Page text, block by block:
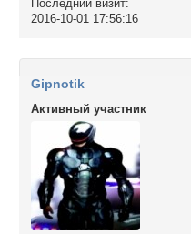
Последний визит:
2016-10-01 17:56:16
Gipnotik
Активный участник